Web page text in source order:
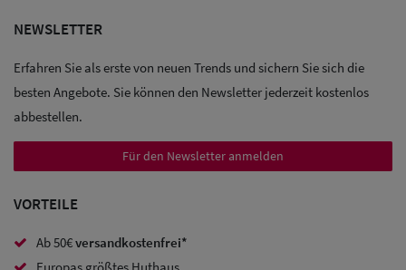
Baseball
Caps
Sale: Army
Sale:
Trucker
Caps
NEWSLETTER
Erfahren Sie als erste von neuen Trends und sichern Sie sich die
besten Angebote. Sie können den Newsletter jederzeit kostenlos
abbestellen.
Für den Newsletter anmelden
VORTEILE
Ab 50€versandkostenfrei*